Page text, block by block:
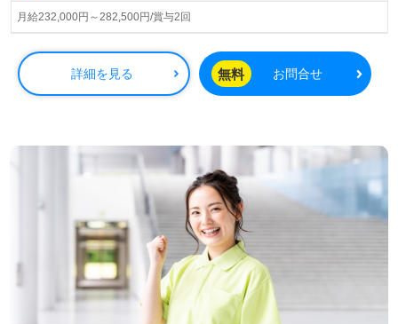
上の介護サービスをご提供。資格支援制度や教育研修プロ
グラムも充実。『入社してよかった！』のお声も届く企業
様です。
◎誰かのお役に立つ仕事×はたらくをわたしらしく！『こ
看護助手や介護職経験のある方はもちろん、これから介護
職を目指される方も幅広く募集します。幅広い年代層の方
が活躍中！穏やかであたたかな雰囲気の事業所様です。就
職後『人の役に立てる喜びが働きがいです。介護職は自分
の天職だと思える仕事です。』等のお声も。職員様同士の
協力体制、それぞれの成長に合った資格支援制度や充実の
教育研修プログラムも働くあなたのチカラに！『ご利用者
様のお役に立ちたい、資格取得を目指している、介護知識
や技術力を高めたい』『働きがいを感じながら仕事をした
い』『転職でキャリアチェンジを実現したい、施設形態や
月給232,000円～282,500円/賞与2回
詳細を見る 無料 お問合せ